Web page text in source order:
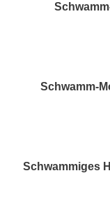
Schwamm-
Schwammiges